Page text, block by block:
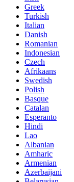
Greek
Turkish
Italian
Danish
Romanian
Indonesian
Czech
Afrikaans
Swedish
Polish
Basque
Catalan
Esperanto
Hindi
Lao
Albanian
Amharic
Armenian
Azerbaijani